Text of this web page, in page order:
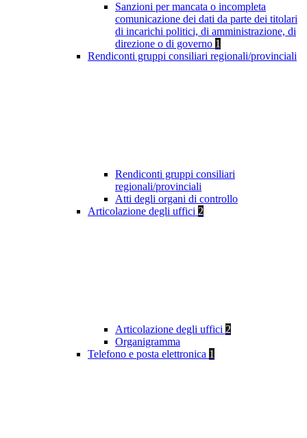
Sanzioni per mancata o incompleta
comunicazione dei dati da parte dei titolari
di incarichi politici, di amministrazione, di
direzione o di governo 1
Rendiconti gruppi consiliari regionali/provinciali
Rendiconti gruppi consiliari
regionali/provinciali
Atti degli organi di controllo
Articolazione degli uffici 2
Articolazione degli uffici 2
Organigramma
Telefono e posta elettronica 1